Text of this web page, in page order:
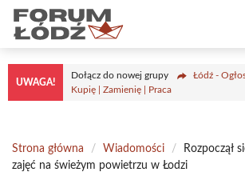
Przejdź
treści
UWAGA!
Dołącz do nowej grupy
Łódź -
Kupię | Zamienię | Praca
Strona główna / Wiadomości /
Rozpoczął
zajęć na świeżym powietrzu w Łodzi